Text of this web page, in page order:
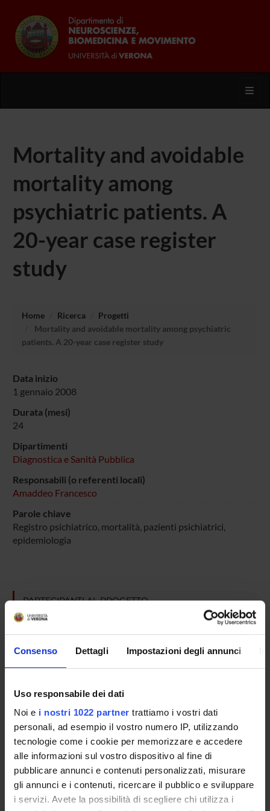
Consenso Dettagli Impostazioni degli annunci
Uso responsabile dei dati
Noi e i nostri 1022 partner trattiamo i vostri dati
personali, ad esempio il vostro numero IP, utilizzando
tecnologie come i cookie per memorizzare e accedere
alle informazioni sul vostro dispositivo al fine di
pubblicare annunci e contenuti personalizzati, misurare
gli annunci e i contenuti, ricercare il pubblico e sviluppare
i servizi. Avete la possibilità di scegliere chi utilizza i
Mortality and avoidable
mortality among
psychiatric patients. A
20-year case register
study
Home Ricerca
Progetti
Mortality and avoidable mortality among psychiatric
patients. A 20-year case register study
Data inizio
1 gennaio 2008
Durata (mesi)
24
Dipartimenti
Diagnostica e Sanità Pubblica
Responsabili (o referenti locali)
Amaddeo Francesco
Parole chiave
Registro psichiatrico, mortalità, pazienti psichiatrici,
epidemiologia
PARTECIPANTI AL PROGETTO
Francesco Amaddeo
Professore ordinario
Professore ordinario
Laura Grigoletti
Alberto Rossi
Michele Tansella
SEZIONI
Psichiatria